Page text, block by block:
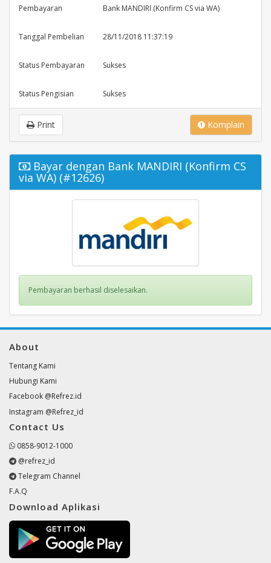
Pembayaran Bank MANDIRI (Konfirm CS via WA)
Tanggal Pembelian 28/11/2018 11:37:19
Status Pembayaran Sukses
Status Pengisian Sukses
Komplain
Print
Bayar dengan Bank MANDIRI (Konfirm CS
via WA) (#12626)
Pembayaran berhasil diselesaikan.
About
Tentang Kami
Hubungi Kami
Facebook @Refrez.id
Instagram @Refrez_id
Contact Us
0858-9012-1000
@refrez_id
Telegram Channel
F.A.Q
Download Aplikasi